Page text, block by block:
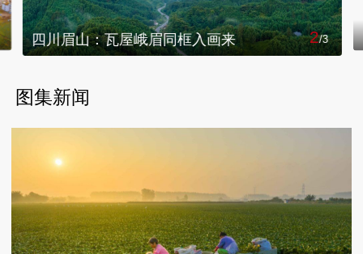
四川眉山：瓦屋峨眉同框入画来 2/3
图集新闻